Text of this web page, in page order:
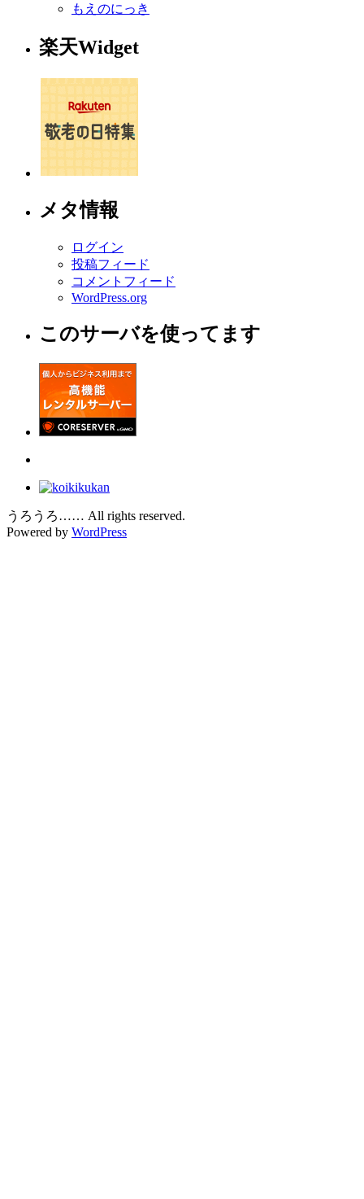
もえのにっき
楽天Widget
メタ情報
ログイン
投稿フィード
コメントフィード
WordPress.org
このサーバを使ってます
うろうろ…… All rights reserved.
Powered by WordPress